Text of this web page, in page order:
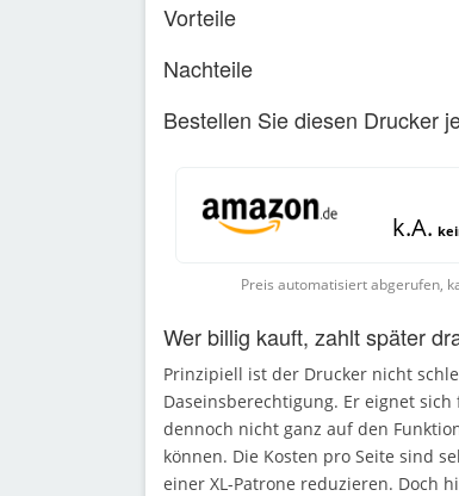
Vorteile
Nachteile
Bestellen Sie diesen Drucker
k.A.
Preis automatisiert abgerufen,
Wer billig kauft, zahlt später
Prinzipiell ist der Drucker nicht
Daseinsberechtigung. Er eignet
dennoch nicht ganz auf den
können. Die Kosten pro Seite sind
einer XL-Patrone reduzieren. Doch